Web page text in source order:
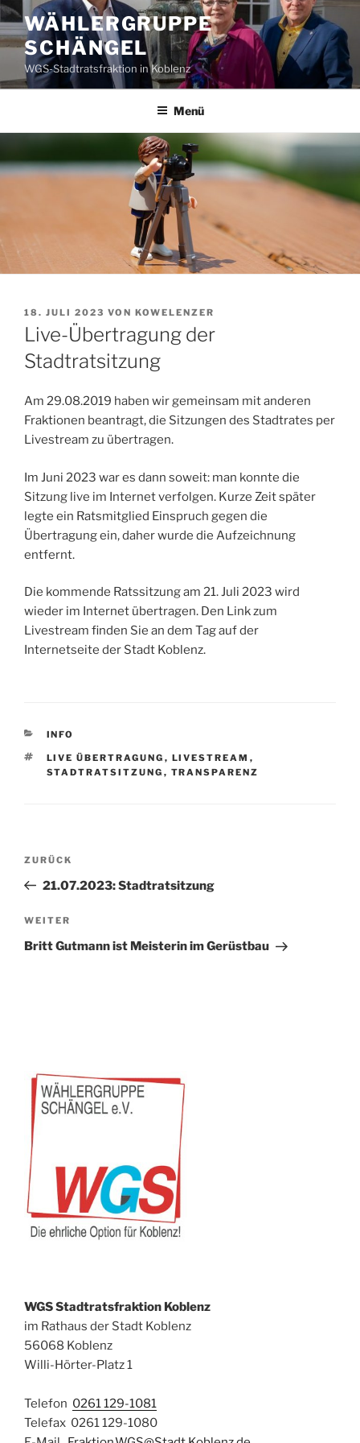
Zum
Inhalt
springen
WÄHLERGRUPPE
SCHÄNGEL
WGS-Stadtratsfraktion in Koblenz
Menü
VERÖFFENTLICHT
AM
18. JULI 2023 VON KOWELENZER
Live-Übertragung der
Stadtratsitzung
Am 29.08.2019 haben wir gemeinsam mit anderen
Fraktionen beantragt, die Sitzungen des Stadtrates per
Livestream zu übertragen.
Im Juni 2023 war es dann soweit: man konnte die
Sitzung live im Internet verfolgen. Kurze Zeit später
legte ein Ratsmitglied Einspruch gegen die
Übertragung ein, daher wurde die Aufzeichnung
entfernt.
Die kommende Ratssitzung am 21. Juli 2023 wird
wieder im Internet übertragen. Den Link zum
Livestream finden Sie an dem Tag auf der
Internetseite der Stadt Koblenz.
KATEGORIEN
INFO
SCHLAGWÖRTER
LIVE ÜBERTRAGUNG , LIVESTREAM ,
STADTRATSITZUNG , TRANSPARENZ
Beitragsnavigation
Vorheriger
Beitrag
ZURÜCK
21.07.2023: Stadtratsitzung
Nächster
Beitrag
WEITER
Britt Gutmann ist Meisterin im Gerüstbau
WGS Stadtratsfraktion Koblenz
im Rathaus der Stadt Koblenz
56068 Koblenz
Willi-Hörter-Platz 1
Telefon 0261 129-1081
Telefax 0261 129-1080